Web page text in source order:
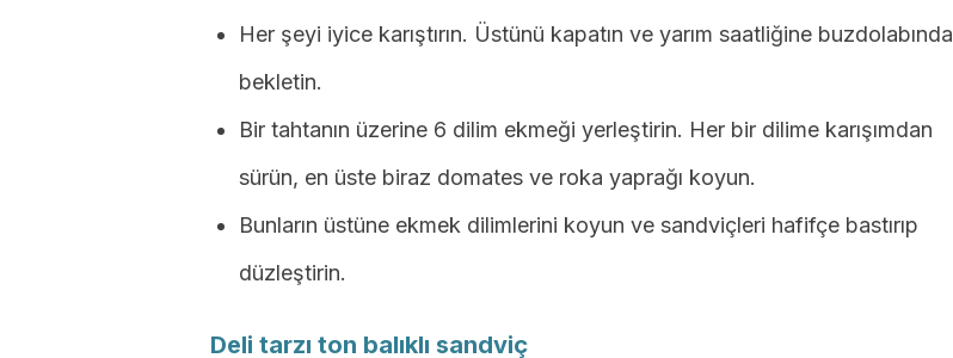
Her şeyi iyice karıştırın. Üstünü kapatın ve yarım saatliğine buzdolabında
bekletin.
Bir tahtanın üzerine 6 dilim ekmeği yerleştirin. Her bir dilime karışımdan
sürün, en üste biraz domates ve roka yaprağı koyun.
Bunların üstüne ekmek dilimlerini koyun ve sandviçleri hafifçe bastırıp
düzleştirin.
Deli tarzı ton balıklı sandviç